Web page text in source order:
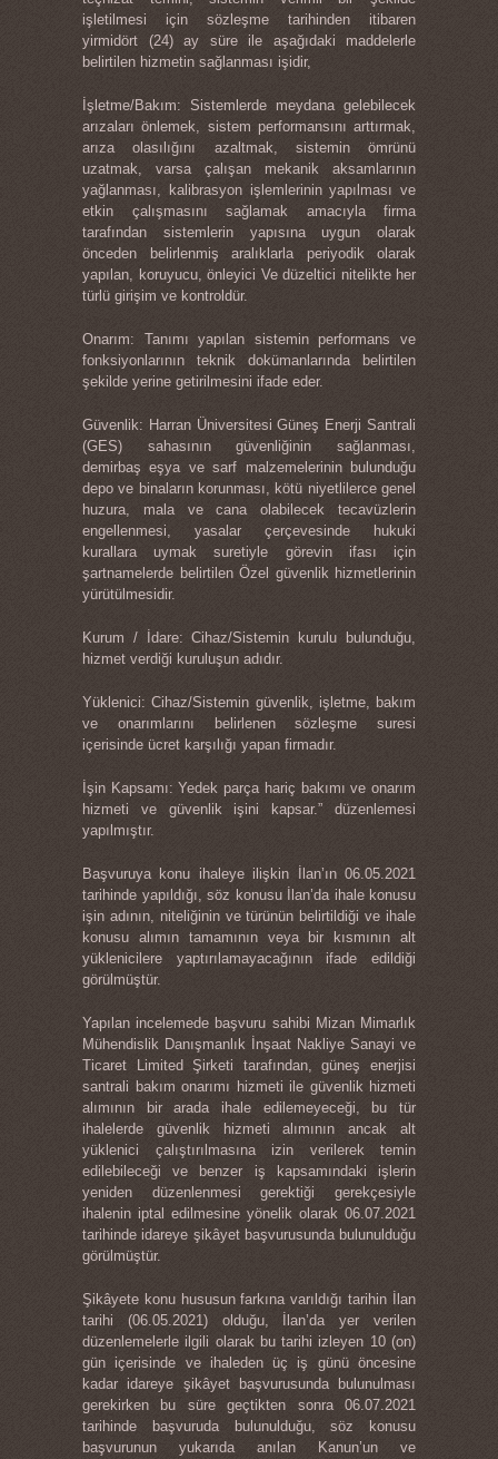
işletilmesi için sözleşme tarihinden itibaren
yirmidört (24) ay süre ile aşağıdaki maddelerle
belirtilen hizmetin sağlanması işidir,
İşletme/Bakım: Sistemlerde meydana gelebilecek
arızaları önlemek, sistem performansını arttırmak,
arıza olasılığını azaltmak, sistemin ömrünü
uzatmak, varsa çalışan mekanik aksamlarının
yağlanması, kalibrasyon işlemlerinin yapılması ve
etkin çalışmasını sağlamak amacıyla firma
tarafından sistemlerin yapısına uygun olarak
önceden belirlenmiş aralıklarla periyodik olarak
yapılan, koruyucu, önleyici Ve düzeltici nitelikte her
türlü girişim ve kontroldür.
Onarım: Tanımı yapılan sistemin performans ve
fonksiyonlarının teknik dokümanlarında belirtilen
şekilde yerine getirilmesini ifade eder.
Güvenlik: Harran Üniversitesi Güneş Enerji Santrali
(GES) sahasının güvenliğinin sağlanması,
demirbaş eşya ve sarf malzemelerinin bulunduğu
depo ve binaların korunması, kötü niyetlilerce genel
huzura, mala ve cana olabilecek tecavüzlerin
engellenmesi, yasalar çerçevesinde hukuki
kurallara uymak suretiyle görevin ifası için
şartnamelerde belirtilen Özel güvenlik hizmetlerinin
yürütülmesidir.
Kurum / İdare: Cihaz/Sistemin kurulu bulunduğu,
hizmet verdiği kuruluşun adıdır.
Yüklenici: Cihaz/Sistemin güvenlik, işletme, bakım
ve onarımlarını belirlenen sözleşme suresi
içerisinde ücret karşılığı yapan firmadır.
İşin Kapsamı: Yedek parça hariç bakımı ve onarım
hizmeti ve güvenlik işini kapsar.” düzenlemesi
yapılmıştır.
Başvuruya konu ihaleye ilişkin İlan’ın 06.05.2021
tarihinde yapıldığı, söz konusu İlan’da ihale konusu
işin adının, niteliğinin ve türünün belirtildiği ve ihale
konusu alımın tamamının veya bir kısmının alt
yüklenicilere yaptırılamayacağının ifade edildiği
görülmüştür.
Yapılan incelemede başvuru sahibi Mizan Mimarlık
Mühendislik Danışmanlık İnşaat Nakliye Sanayi ve
Ticaret Limited Şirketi tarafından, güneş enerjisi
santrali bakım onarımı hizmeti ile güvenlik hizmeti
alımının bir arada ihale edilemeyeceği, bu tür
ihalelerde güvenlik hizmeti alımının ancak alt
yüklenici çalıştırılmasına izin verilerek temin
edilebileceği ve benzer iş kapsamındaki işlerin
yeniden düzenlenmesi gerektiği gerekçesiyle
ihalenin iptal edilmesine yönelik olarak 06.07.2021
tarihinde idareye şikâyet başvurusunda bulunulduğu
görülmüştür.
Şikâyete konu hususun farkına varıldığı tarihin İlan
tarihi (06.05.2021) olduğu, İlan’da yer verilen
düzenlemelerle ilgili olarak bu tarihi izleyen 10 (on)
gün içerisinde ve ihaleden üç iş günü öncesine
kadar idareye şikâyet başvurusunda bulunulması
gerekirken bu süre geçtikten sonra 06.07.2021
tarihinde başvuruda bulunulduğu, söz konusu
başvurunun yukarıda anılan Kanun’un ve